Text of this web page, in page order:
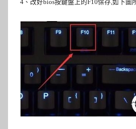
4 、改好bios按鍵盤上的F10保存,如下圖